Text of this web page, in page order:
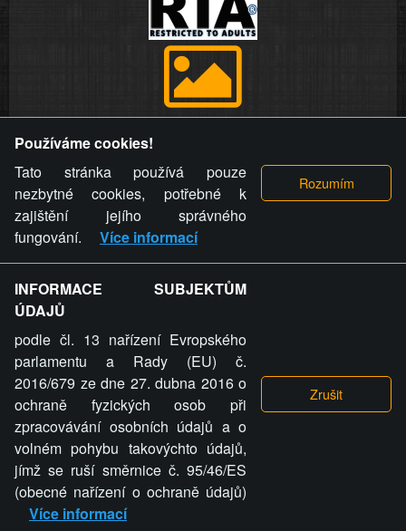
videa a komentáře. Osoba, které se toto opatření provozovatele
stránky týče, ani osoba, která umístila fotografii nebo video na
stránku, nemůže z důvodu odstranění fotografie, videa nebo
komentáře pro výše uvedenou okolnost uplatnit vůči
provozovateli stránky žádný nárok na náhradu škody nebo
nemajetkové újmy.
ZVRÁCENÝ.CZ - Svět není zvrácenej. To jen
ty lidi...
ZVRÁCENÝ.CZ
PRAVIDLA A PODMÍNKY GDPR
Používáme cookies!
Tato stránka používá pouze
nezbytné cookies, potřebné k
zajištění jejího správného
fungování.
Více informací
INFORMACE SUBJEKTŮM
ÚDAJŮ
podle čl. 13 nařízení Evropského
parlamentu a Rady (EU) č.
2016/679 ze dne 27. dubna 2016 o
ochraně fyzických osob při
zpracovávání osobních údajů a o
volném pohybu takovýchto údajů,
jímž se ruší směrnice č. 95/46/ES
(obecné nařízení o ochraně údajů)
Více informací